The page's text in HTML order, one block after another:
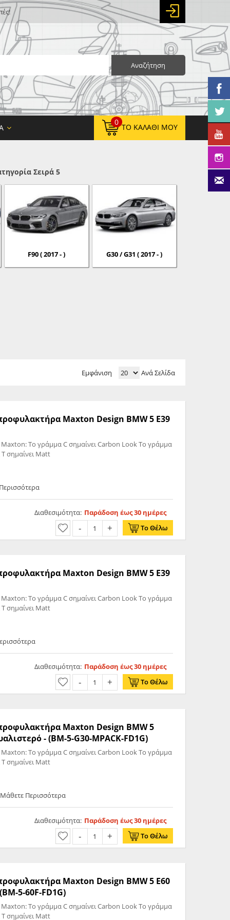
Αναζήτηση
0
ΤΟ ΚΑΛΆΘΙ ΜΟΥ
ΤΕΛΙΚΌ ΣΎΝΟΛΟ:0,00 €
Σειρά 5
F90 ( 2017 - ) G30 / G31 ( 2017 - )
Εμφάνιση Ανά Σελίδα
Maxton Design BMW 5 E39
Maxton: Το γράμμα C σημαίνει Carbon Look Το γράμμα
σημαίνει Matt
Διαθεσιμότητα: Παράδοση έως 30 ημέρες
Το Θέλω
Maxton Design BMW 5 E39
Maxton: Το γράμμα C σημαίνει Carbon Look Το γράμμα
σημαίνει Matt
Διαθεσιμότητα: Παράδοση έως 30 ημέρες
Το Θέλω
Maxton Design BMW 5
- (BM-5-G30-MPACK-FD1G)
Maxton: Το γράμμα C σημαίνει Carbon Look Το γράμμα
σημαίνει Matt
Περισσότερα
Διαθεσιμότητα: Παράδοση έως 30 ημέρες
Το Θέλω
Maxton Design BMW 5 E60
5-60F-FD1G)
Maxton: Το γράμμα C σημαίνει Carbon Look Το γράμμα
σημαίνει Matt